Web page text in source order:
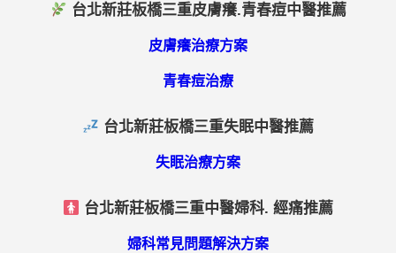
台北新莊板橋三重皮膚癢.青春痘中醫推薦
皮膚癢治療方案
青春痘治療
台北新莊板橋三重失眠中醫推薦
失眠治療方案
台北新莊板橋三重中醫婦科. 經痛推薦
婦科常見問題解決方案